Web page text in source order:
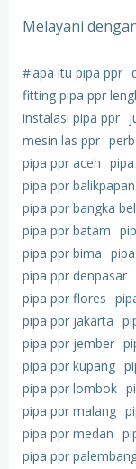
Melayani
#apa itu pipa ppr
fitting pipa ppr
instalasi pipa ppr
mesin las ppr
pipa ppr aceh
pipa ppr balikpapan
pipa ppr bangka
pipa ppr batam
pipa ppr bima
pipa ppr denpasar
pipa ppr flores
pipa ppr jakarta
pipa ppr jember
pipa ppr kupang
pipa ppr lombok
pipa ppr malang
pipa ppr medan
pipa ppr